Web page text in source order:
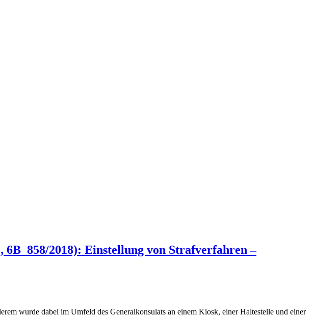
6B_858/2018): Einstellung von Strafverfahren –
wurde dabei im Umfeld des Generalkonsulats an einem Kiosk, einer Haltestelle und einer